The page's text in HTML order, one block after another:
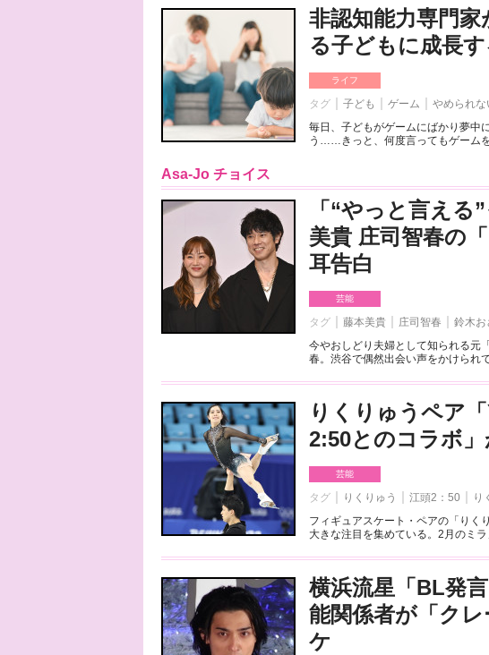
非認知能力専門
る子どもに成長
ライフ
タグ 子ども ゲーム やめられな
毎日、子どもがゲームにばかり夢中
う……きっと、何度言ってもゲーム
Asa-Jo チョイス
「“やっと言え
美貴 庄司智春の
耳告白
芸能
タグ 藤本美貴 庄司智春 鈴木お
今やおしどり夫婦として知られる元
春。渋谷で偶然出会い声をかけられ
りくりゅうペア
2:50とのコラボ
芸能
タグ りくりゅう 江頭2：50 り
フィギュアスケート・ペアの「りく
大きな注目を集めている。2月のミ
横浜流星「BL発
能関係者が「ク
ケ